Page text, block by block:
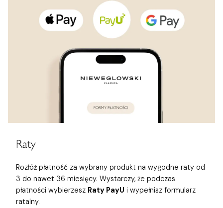
Raty
Rozłóż płatność za wybrany produkt na wygodne raty od
3 do nawet 36 miesięcy. Wystarczy, że podczas
płatności wybierzesz Raty PayU i wypełnisz formularz
ratalny.